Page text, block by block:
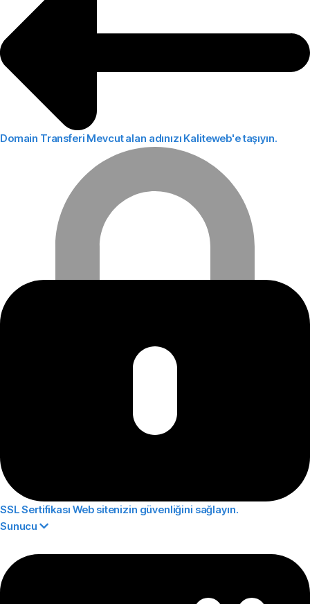
Domain Transferi Mevcut alan adınızı Kaliteweb'e taşıyın.
SSL Sertifikası Web sitenizin güvenliğini sağlayın.
Sunucu